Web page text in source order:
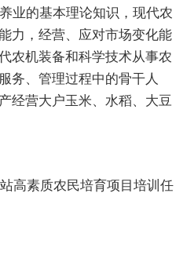
业的基本理论知识，现代农
力，经营、应对市场变化能
农机装备和科学技术从事农
务、管理过程中的骨干人
经营大户玉米、水稻、大豆
高素质农民培育项目培训任